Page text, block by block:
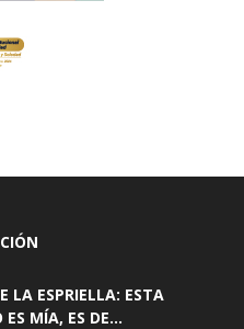
LA ESPRIELLA: ESTA
MÍA, ES DE...